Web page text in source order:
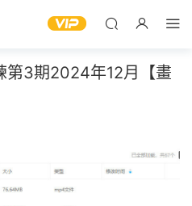
第3期2024年12月【畫